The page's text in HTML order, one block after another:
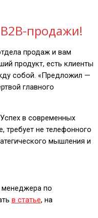
продажи!
продаж и вам
продукт, есть клиенты
собой. «Предложил —
главного
в современных
требует не телефонного
мышления и
менеджера по
в статье, на